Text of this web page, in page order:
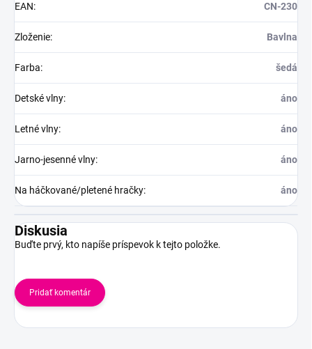
EAN: CN-230
Zloženie: Bavlna
Farba: šedá
Detské vlny: áno
Letné vlny: áno
Jarno-jesenné vlny: áno
Na háčkované/pletené hračky: áno
Diskusia
Buďte prvý, kto napíše príspevok k tejto položke.
Pridať komentár